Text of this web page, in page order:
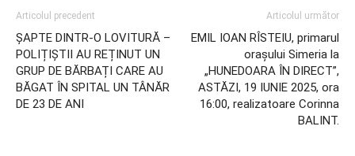
Articolul precedent
ȘAPTE DINTR-O LOVITURĂ –
POLIȚIȘTII AU REȚINUT UN
GRUP DE BĂRBAȚI CARE AU
BĂGAT ÎN SPITAL UN TÂNĂR
DE 23 DE ANI
Articolul următor
EMIL IOAN RÎSTEIU, primarul
orașului Simeria la
„HUNEDOARA ÎN DIRECT”,
ASTĂZI, 19 IUNIE 2025, ora
16:00, realizatoare Corinna
BALINT.